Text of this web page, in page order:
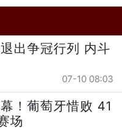
出争冠行列 内斗
07-10 08:03
！葡萄牙惜败 41
场